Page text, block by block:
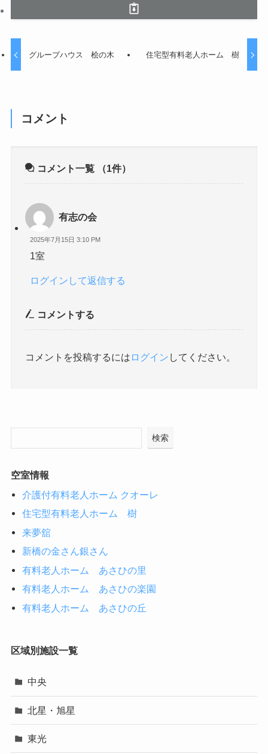
グループハウス 桧の木 住宅型有料老人ホーム 樹
コメント
コメント一覧 （1件）
有志の会
2025年7月15日 3:10 PM
1室
ログインして返信する
コメントする
コメントを投稿するには ログイン してください。
検索
空室情報
介護付有料老人ホーム クオーレ
住宅型有料老人ホーム 樹
来夢舘
新橋の金さん銀さん
有料老人ホーム あさひの里
有料老人ホーム あさひの楽園
有料老人ホーム あさひの丘
区域別施設一覧
中央
北星・旭星
東光